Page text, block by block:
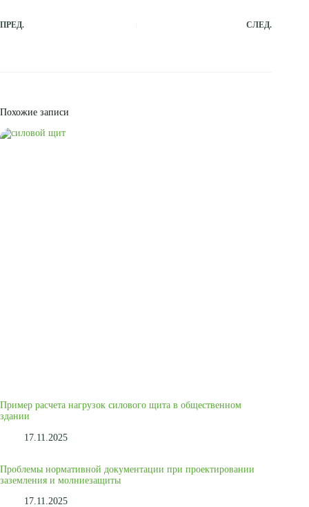
ПРЕД. СЛЕД.
Похожие записи
Пример расчета нагрузок силового щита в общественном
здании
17.11.2025
Проблемы нормативной документации при проектировании
заземления и молниезащиты
17.11.2025